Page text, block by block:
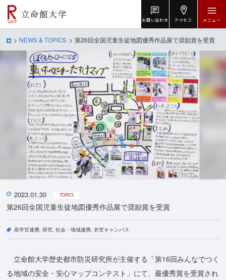
お問い合わせ アクセス メニュー
NEWS & TOPICS 第26回全国児童生徒地図優秀作品展で奨励賞を受賞
2023.01.30 TOPICS
第26回全国児童生徒地図優秀作品展で奨励賞を受賞
産学官連携 研究 社会・地域連携 衣笠キャンパス
立命館大学歴史都市防災研究所が主催する「第16回みんなでつく
る地域の安全・安心マップコンテスト」にて、最優秀賞を受賞され